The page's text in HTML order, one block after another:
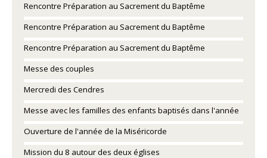
Rencontre Préparation au Sacrement du Baptême
Rencontre Préparation au Sacrement du Baptême
Rencontre Préparation au Sacrement du Baptême
Messe des couples
Mercredi des Cendres
Messe avec les familles des enfants baptisés dans l'année
Ouverture de l'année de la Miséricorde
Mission du 8 autour des deux églises